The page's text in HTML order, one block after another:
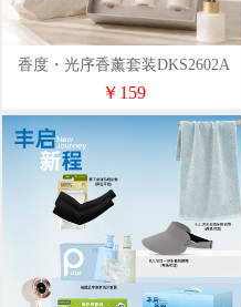
香度・光序香薰套装DKS2602A
￥159